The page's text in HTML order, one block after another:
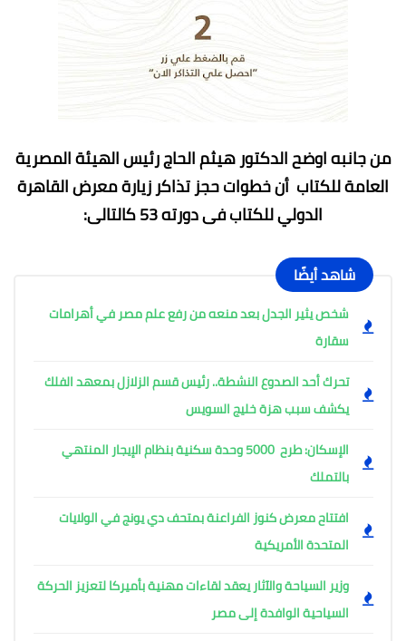
من جانبه اوضح الدكتور هيثم الحاج رئيس الهيئة المصرية
العامة للكتاب أن خطوات حجز تذاكر زيارة معرض القاهرة
الدولي للكتاب فى دورته 53 كالتالى:
شاهد أيضًا
شخص يثير الجدل بعد منعه من رفع علم مصر في أهرامات
سقارة
تحرك أحد الصدوع النشطة.. رئيس قسم الزلازل بمعهد الفلك
يكشف سبب هزة خليج السويس
الإسكان: طرح 5000 وحدة سكنية بنظام الإيجار المنتهي
بالتملك
افتتاح معرض كنوز الفراعنة بمتحف دي يونج في الولايات
المتحدة الأمريكية
وزير السياحة والآثار يعقد لقاءات مهنية بأميركا لتعزيز الحركة
السياحية الوافدة إلى مصر